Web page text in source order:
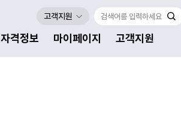
자격정보 마이페이지 고객지원
고객지원